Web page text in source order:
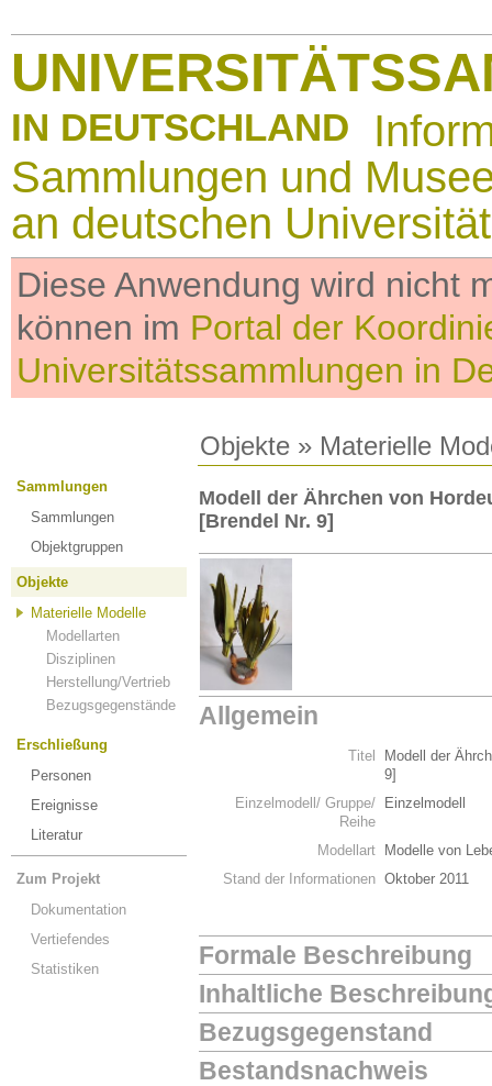
IN DEUTSCHLAND
Sammlungen und
an deutschen
Diese Anwendung wird nicht
können im Portal der
Universitätssammlungen in
Objekte » Materielle
Sammlungen
Sammlungen
Objektgruppen
Objekte
Materielle Modelle
Modellarten
Disziplinen
Herstellung/Vertrieb
Bezugsgegenstände
Erschließung
Personen
Ereignisse
Literatur
Zum Projekt
Dokumentation
Vertiefendes
Statistiken
Modell der Ährchen von
[Brendel Nr. 9]
Allgemein
Titel
Modell der
9]
Einzelmodell/ Gruppe/
Reihe
Einzelmodell
Modellart
Modelle von
Stand der Informationen Oktober 2011
Formale Beschreibung
Inhaltliche
Bezugsgegenstand
Bestandsnachweis